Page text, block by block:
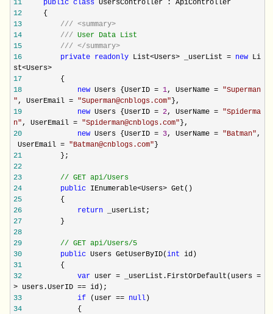
11 public class UsersController : ApiController
12 {
13
/// <summary>
14
/// User Data List
15
/// </summary>
16
private readonly List<Users> _userList = new Li
st<Users>
17 {
18
new Users {UserID =1, UserName = "Superman
", UserEmail = "Superman@cnblogs.com"},
19
new Users {UserID =2, UserName = "Spiderma
n", UserEmail = "Spiderman@cnblogs.com"},
20
new Users {UserID = 3, UserName = "Batman",
UserEmail = "Batman@cnblogs.com"}
21 };
22
23
// GET api/Users
24
public IEnumerable<Users> Get()
25 {
26
return _userList;
27 }
28
29
// GET api/Users/5
30
public Users GetUserByID(int id)
31 {
32
var user = _userList.FirstOrDefault(users =
> users.UserID == id);
33
if (user == null)
34 {